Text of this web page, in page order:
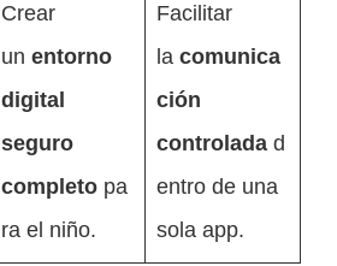
Crear
un entorno
digital
seguro
completo pa
ra el niño.
Facilitar
la comunica
ción
controlada d
entro de una
sola app.